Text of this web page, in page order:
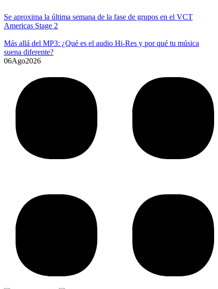
Se aproxima la última semana de la fase de grupos en el VCT
Americas Stage 2
Más allá del MP3: ¿Qué es el audio Hi-Res y por qué tu música
suena diferente?
06Ago2026